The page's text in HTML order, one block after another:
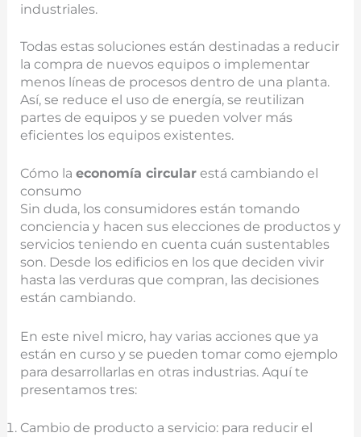
industriales.
Todas estas soluciones están destinadas a reducir
la compra de nuevos equipos o implementar
menos líneas de procesos dentro de una planta.
Así, se reduce el uso de energía, se reutilizan
partes de equipos y se pueden volver más
eficientes los equipos existentes.
Cómo la economía circularestá cambiando el
consumo
Sin duda, los consumidores están tomando
conciencia y hacen sus elecciones de productos y
servicios teniendo en cuenta cuán sustentables
son. Desde los edificios en los que deciden vivir
hasta las verduras que compran, las decisiones
están cambiando.
En este nivel micro, hay varias acciones que ya
están en curso y se pueden tomar como ejemplo
para desarrollarlas en otras industrias. Aquí te
presentamos tres:
Cambio de producto a servicio: para reducir el